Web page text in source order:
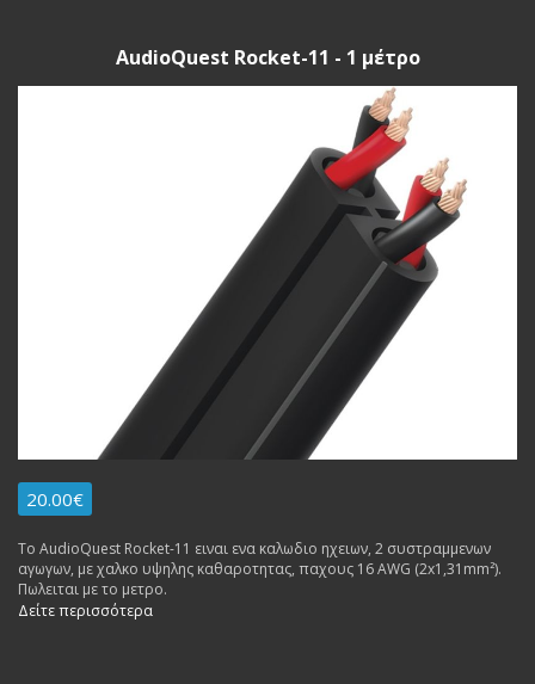
AudioQuest Rocket-11 - 1 μέτρο
20.00€
To AudioQuest Rocket-11 ειναι ενα καλωδιο ηχειων, 2 συστραμμενων
αγωγων, με χαλκο υψηλης καθαροτητας, παχους 16 AWG (2x1,31mm²).
Πωλειται με το μετρο.
Δείτε περισσότερα